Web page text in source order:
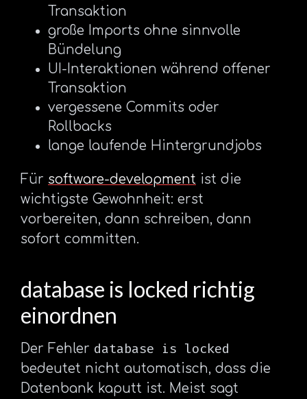
Transaktion
große Imports ohne sinnvolle
Bündelung
UI-Interaktionen während offener
Transaktion
vergessene Commits oder
Rollbacks
lange laufende Hintergrundjobs
Für software-development ist die
wichtigste Gewohnheit: erst
vorbereiten, dann schreiben, dann
sofort committen.
database is locked richtig
einordnen
Der Fehler database is locked
bedeutet nicht automatisch, dass die
Datenbank kaputt ist. Meist sagt